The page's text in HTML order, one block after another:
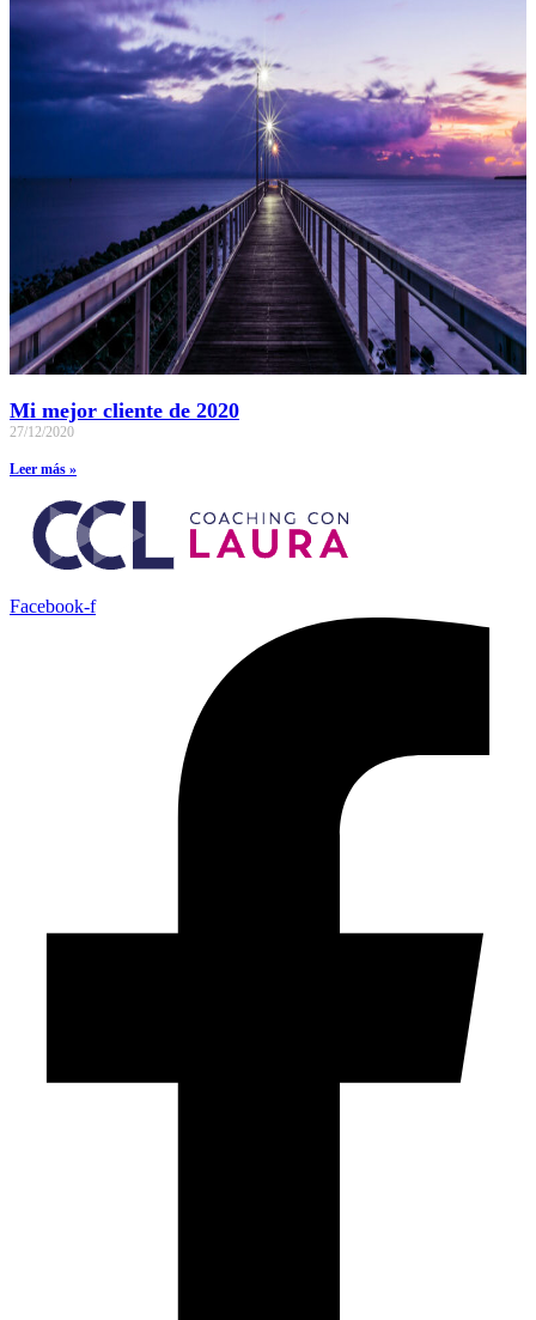
Mi mejor cliente de 2020
27/12/2020
Leer más »
Facebook-f